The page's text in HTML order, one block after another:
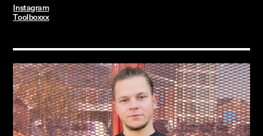
Instagram
Toolboxxx